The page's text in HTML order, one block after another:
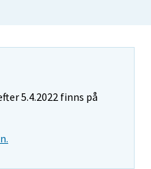
5.4.2022 finns på